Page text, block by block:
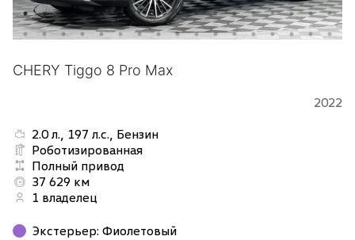
CHERY Tiggo 8 Pro Max
2022
2.0 л., 197 л.с., Бензин
Роботизированная
Полный привод
37 629 км
1 владелец
Экстерьер: Фиолетовый